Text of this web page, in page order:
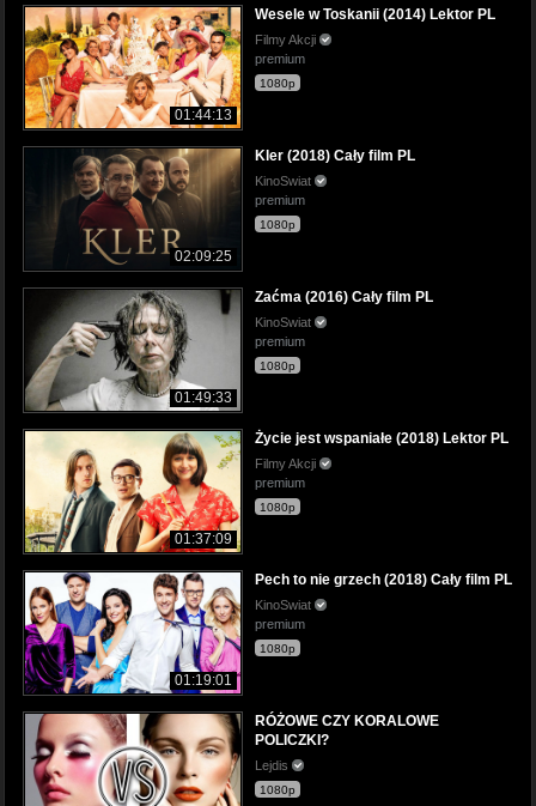
01:44:13
Wesele w Toskanii (2014) Lektor PL
Filmy Akcji
premium
1080p
02:09:25
Kler (2018) Cały film PL
KinoSwiat
premium
1080p
01:49:33
Zaćma (2016) Cały film PL
KinoSwiat
premium
1080p
01:37:09
Życie jest wspaniałe (2018) Lektor PL
Filmy Akcji
premium
1080p
01:19:01
Pech to nie grzech (2018) Cały film PL
KinoSwiat
premium
1080p
RÓŻOWE CZY KORALOWE
POLICZKI?
Lejdis
1080p